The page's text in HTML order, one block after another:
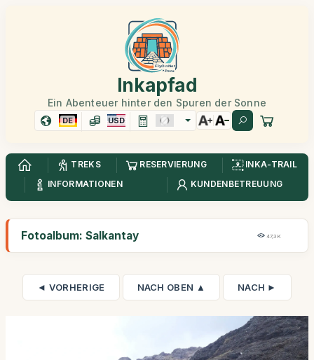
Inkapfad
Ein Abenteuer hinter den Spuren der Sonne
DE USD
TREKS RESERVIERUNG
INKA-TRAIL
INFORMATIONEN
KUNDENBETREUUNG
Fotoalbum: Salkantay 47,3K
◄ VORHERIGE NACH OBEN ▲ NACH ►